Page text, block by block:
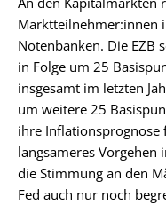
Marktteilnehmer:innen
Notenbanken. Die EZB
in Folge um 25
insgesamt im letzten
um weitere 25
ihre Inflationsprognose
langsameres Vorgehen
die Stimmung an den
Fed auch nur noch